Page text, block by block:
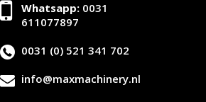
Whatsapp: 0031
611077897
0031 (0) 521 341 702
info@maxmachinery.nl